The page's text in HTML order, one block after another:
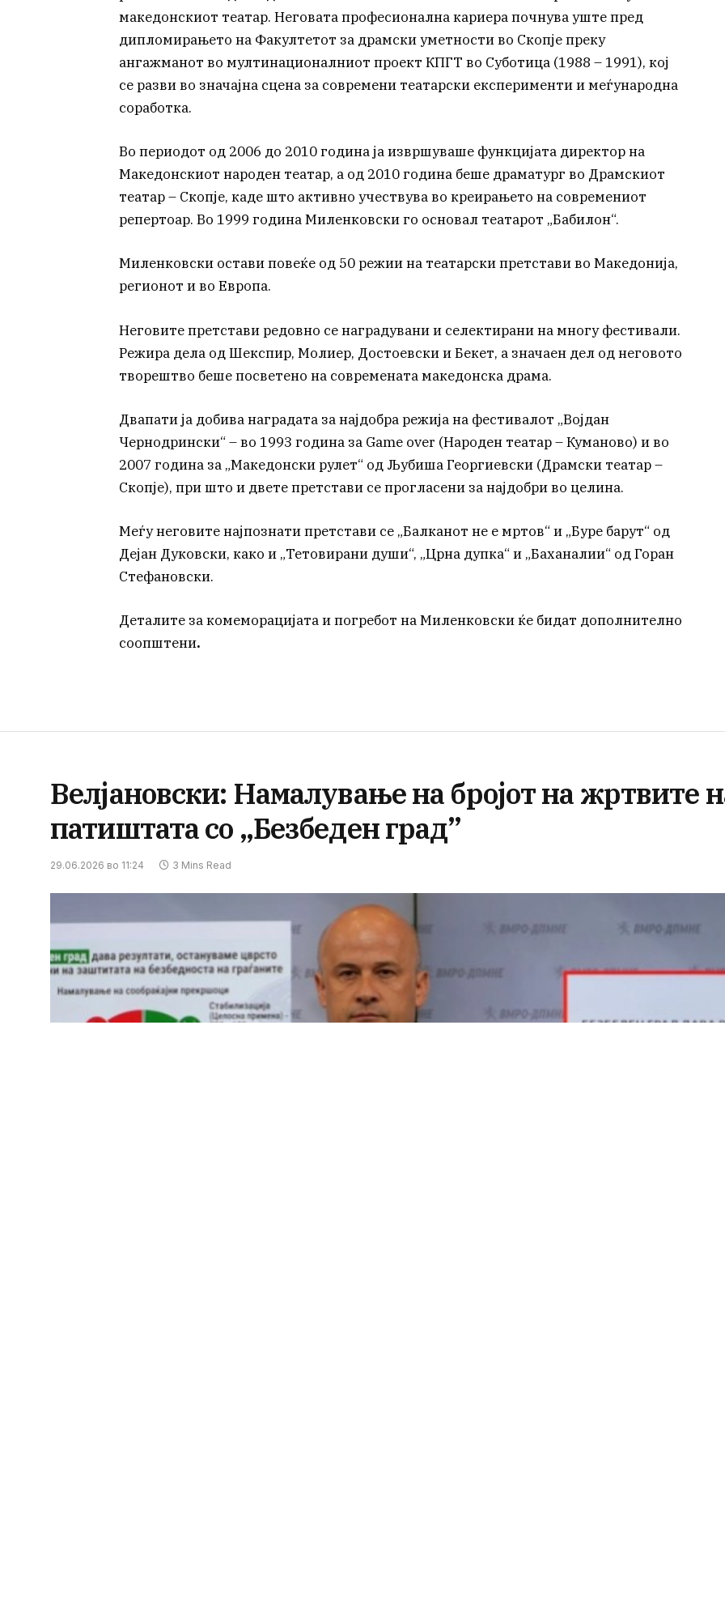
македонскиот театар. Неговата професионална кариера почнува уште пред
дипломирањето на Факултетот за драмски уметности во Скопје преку
ангажманот во мултинационалниот проект КПГТ во Суботица (1988 – 1991), кој
се разви во значајна сцена за современи театарски експерименти и меѓународна
соработка.
Во периодот од 2006 до 2010 година ја извршуваше функцијата директор на
Македонскиот народен театар, а од 2010 година беше драматург во Драмскиот
театар – Скопје, каде што активно учествува во креирањето на современиот
репертоар. Во 1999 година Миленковски го основал театарот „Бабилон“.
Миленковски остави повеќе од 50 режии на театарски претстави во Македонија,
регионот и во Европа.
Неговите претстави редовно се наградувани и селектирани на многу фестивали.
Режира дела од Шекспир, Молиер, Достоевски и Бекет, а значаен дел од неговото
творештво беше посветено на современата македонска драма.
Двапати ја добива наградата за најдобра режија на фестивалот „Војдан
Чернодрински“ – во 1993 година за Game over (Народен театар – Куманово) и во
2007 година за „Македонски рулет“ од Љубиша Георгиевски (Драмски театар –
Скопје), при што и двете претстави се прогласени за најдобри во целина.
Меѓу неговите најпознати претстави се „Балканот не е мртов“ и „Буре барут“ од
Дејан Дуковски, како и „Тетовирани души“, „Црна дупка“ и „Баханалии“ од Горан
Стефановски.
Деталите за комеморацијата и погребот на Миленковски ќе бидат дополнително
соопштени.
Велјановски: Намалување на бројот на жртвите
патиштата со „Безбеден град”
29.06.2026 во 11:24 3 Mins Read